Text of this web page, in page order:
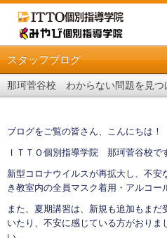
スタッフブログ
那珂菅谷校 わからない問題を見つ
ブログをご覧の皆さん、こんにちは！
ＩＴＴＯ個別指導学院 那珂菅谷校で
新型コロナウイルスが再拡大し、不
き教室内の全員マスク着用・アルコー
また、夏期講習は、新規も追加もま
いたり、不安に感じている方がおりま